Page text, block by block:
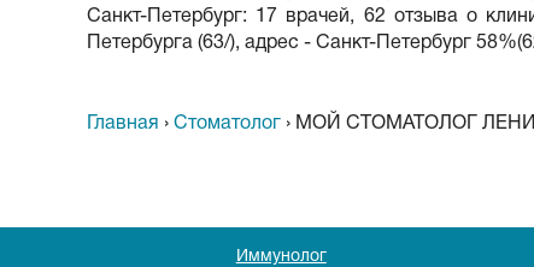
Санкт-Петербург: 17 врачей, 62 отзыва о
Петербурга (63/), адрес - Санкт-Петербург
Главная › Стоматолог › МОЙ СТОМАТОЛОГ
Иммунолог